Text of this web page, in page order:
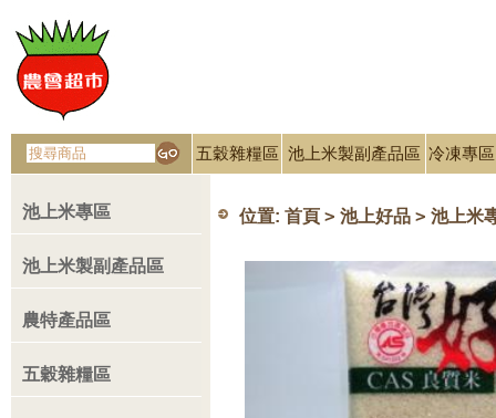
五穀雜糧區 池上米製副產品區 冷凍專區
池上米專區
池上米製副產品區
農特產品區
五穀雜糧區
位置: 首頁 > 池上好品 > 池上米